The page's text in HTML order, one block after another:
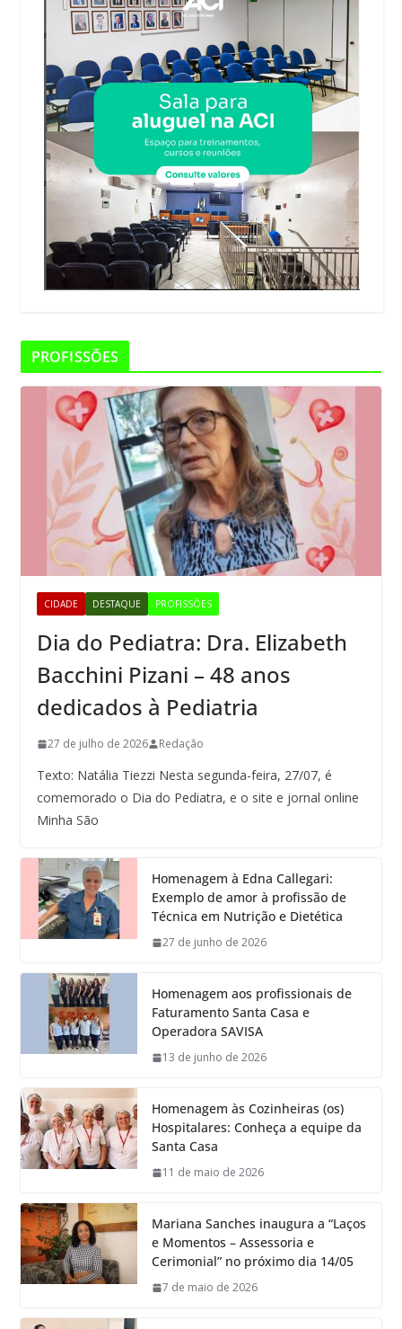
PROFISSÕES
CIDADE DESTAQUE PROFISSÕES
Dia do Pediatra: Dra. Elizabeth
Bacchini Pizani – 48 anos
dedicados à Pediatria
27 de julho de 2026 Redação
Texto: Natália Tiezzi Nesta segunda-feira, 27/07, é
comemorado o Dia do Pediatra, e o site e jornal online
Minha São
Homenagem à Edna Callegari:
Exemplo de amor à profissão de
Técnica em Nutrição e Dietética
27 de junho de 2026
Homenagem aos profissionais de
Faturamento Santa Casa e
Operadora SAVISA
13 de junho de 2026
Homenagem às Cozinheiras (os)
Hospitalares: Conheça a equipe da
Santa Casa
11 de maio de 2026
Mariana Sanches inaugura a “Laços
e Momentos – Assessoria e
Cerimonial” no próximo dia 14/05
7 de maio de 2026